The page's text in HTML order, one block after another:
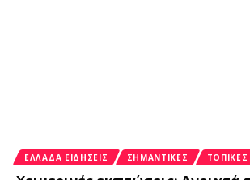
ΕΛΛΆΔΑ ΕΙΔΉΣΕΙΣ ΣΗΜΑΝΤΙΚΈΣ ΤΟΠΙΚΈΣ